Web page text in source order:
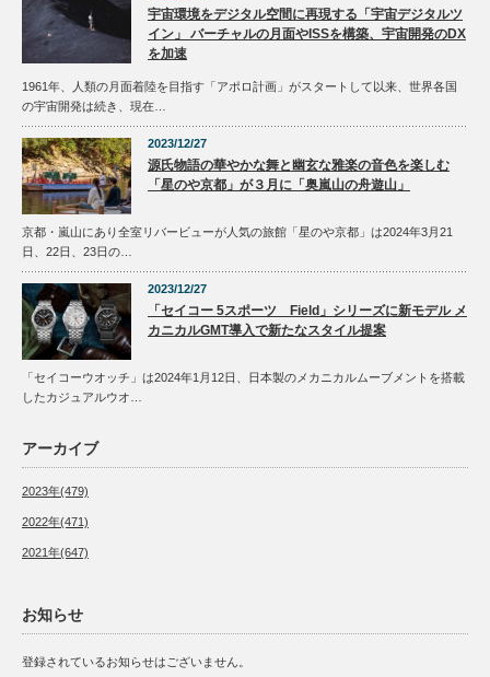
宇宙環境をデジタル空間に再現する「宇宙デジタルツ
イン」 バーチャルの月面やISSを構築、宇宙開発のDX
を加速
1961年、人類の月面着陸を目指す「アポロ計画」がスタートして以来、世界各国
の宇宙開発は続き、現在…
2023/12/27
源氏物語の華やかな舞と幽玄な雅楽の音色を楽しむ
「星のや京都」が３月に「奥嵐山の舟遊山」
京都・嵐山にあり全室リバービューが人気の旅館「星のや京都」は2024年3月21
日、22日、23日の…
2023/12/27
「セイコー 5スポーツ Field」シリーズに新モデル メ
カニカルGMT導入で新たなスタイル提案
「セイコーウオッチ」は2024年1月12日、日本製のメカニカルムーブメントを搭載
したカジュアルウオ…
アーカイブ
2023年(479)
2022年(471)
2021年(647)
お知らせ
登録されているお知らせはございません。